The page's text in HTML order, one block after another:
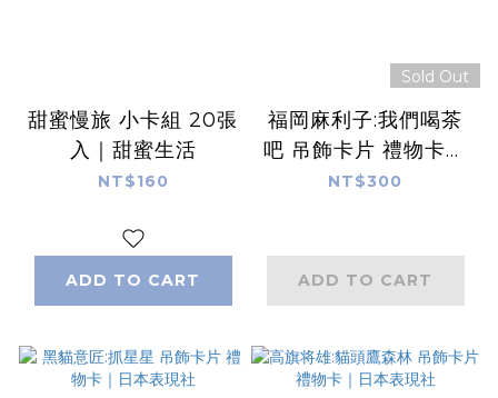
甜蜜慢旅 小卡組 20張
入｜甜蜜生活
NT$160
ADD TO CART
Sold Out
福岡麻利子:我們喝茶
吧 吊飾卡片 禮物卡｜
日本表現社
NT$300
ADD TO CART